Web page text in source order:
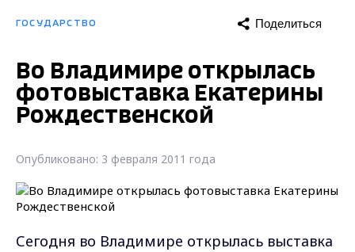
ГОСУДАРСТВО Поделиться
Во Владимире открылась
фотовыставка Екатерины
Рождественской
Опубликовано: 3 февраля 2011 года
Сегодня во Владимире открылась выставка